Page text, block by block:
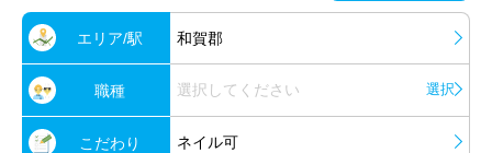
エリア/駅 和賀郡
職種 選択してください 選択
こだわり ネイル可